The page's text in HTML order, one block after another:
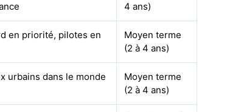
4 ans)
en priorité, pilotes en
Moyen terme
(2 à 4 ans)
urbains dans le monde
Moyen terme
(2 à 4 ans)